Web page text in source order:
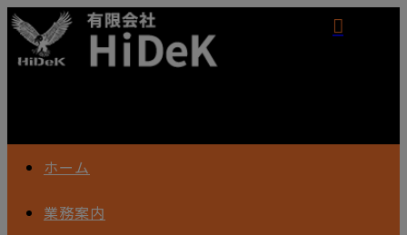
ホーム
業務案内